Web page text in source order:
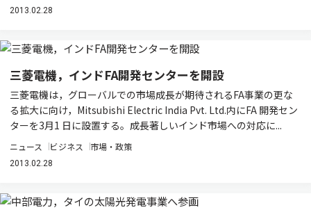
2013.02.28
三菱電機，インドFA開発センターを開設
三菱電機は，グローバルでの市場成長が期待されるFA事業の更な
る拡大に向け，Mitsubishi Electric India Pvt. Ltd.内にFA 開発セン
ターを3月1 日に設置する。成長著しいインド市場への対応に...
ニュース ビジネス 市場・政策
2013.02.28